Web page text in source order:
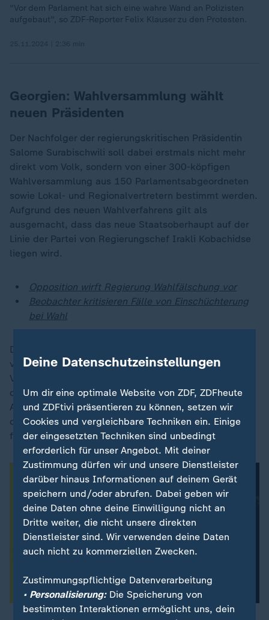
"Vor dem Parlament hat sich eine wahre Wand an Polizisten
aufgebaut", so ZDF-Reporter Felix Klauser zu den Protesten.
Georgien: Wahlversammlung wählt
neuen Präsidenten
Der Nachfolger der regierungskritischen Präsidentin
Salome Surabischwili soll dabei erstmals nicht mehr
direkt vom Volk, sondern von einer 300-köpfigen
Wahlversammlung aus 150 Parlamentsabgeordneten
sowie Lokal- und Regionalvertretern bestimmt werden.
Aufgrund des neuen Wahlverfahrens gilt als
ausgemacht, dass das neue Staatsoberhaupt auf der
Linie der Partei von Regierungschef Irakli Kobachidse
liegen wird.
Opposition wirft Regierung Wahlfälschung vor
Beobachter kritisieren Fälle von Einschüchterung
bei Wahl
Das neue Wahlverfahren war 2017 im Rahmen einer
vom Georgischen Traum vorangetriebenen
Verfassungsreform verabschiedet worden. Die Macht
des Staatschefs wurde dabei zudem beschnitten:
Anders als bisher hat der Präsident künftig nicht mehr
die Macht, Verhandlungen mit anderen Staaten zu
führen oder das Kriegsrecht auszurufen.
Deine Datenschutzeinstellungen
Um dir eine optimale Website von ZDF, ZDFheute
und ZDFtivi präsentieren zu können, setzen wir
Cookies und vergleichbare Techniken ein. Einige
der eingesetzten Techniken sind unbedingt
erforderlich für unser Angebot. Mit deiner
Zustimmung dürfen wir und unsere Dienstleister
darüber hinaus Informationen auf deinem Gerät
speichern und/oder abrufen. Dabei geben wir
deine Daten ohne deine Einwilligung nicht an
Dritte weiter, die nicht unsere direkten
Dienstleister sind. Wir verwenden deine Daten
auch nicht zu kommerziellen Zwecken.
Zustimmungspflichtige Datenverarbeitung
• Personalisierung:Die Speicherung von
bestimmten Interaktionen ermöglicht uns, dein